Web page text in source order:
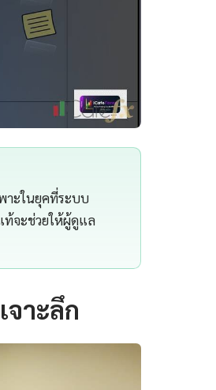
าะในยุคที่ระบบ
ท้จะช่วยให้ผู้ดูแล
าะลึก